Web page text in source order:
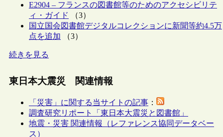
E2904 – フランスの図書館等のためのアクセシビリテ
ィ・ガイド
（3）
国立国会図書館デジタルコレクションに新聞等約4.5万
点を追加 （3）
続きを見る
東日本大震災 関連情報
「災害」に関する当サイトの記事 ：
調査研究リポート「東日本大震災と図書館」
地震・災害 関連情報（レファレンス協同データベー
ス）